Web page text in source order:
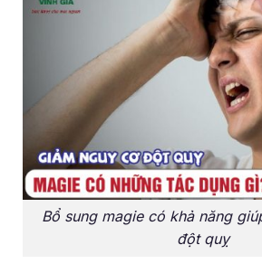
Bổ sung magie có khả năng
đột quỵ